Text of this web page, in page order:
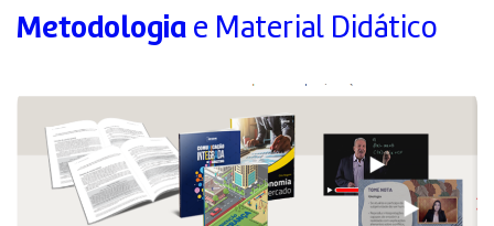
Metodologia e Material Didático